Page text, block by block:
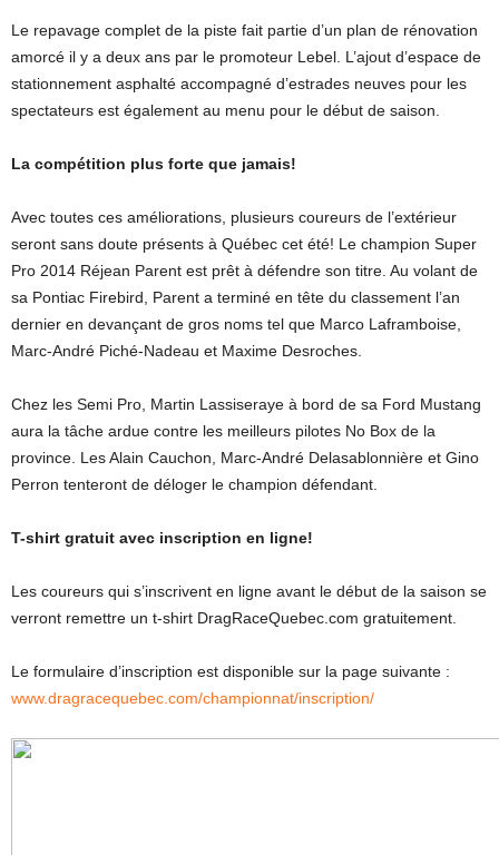
Le repavage complet de la piste fait partie d’un plan de rénovation
amorcé il y a deux ans par le promoteur Lebel. L’ajout d’espace de
stationnement asphalté accompagné d’estrades neuves pour les
spectateurs est également au menu pour le début de saison.
La compétition plus forte que jamais!
Avec toutes ces améliorations, plusieurs coureurs de l’extérieur
seront sans doute présents à Québec cet été! Le champion Super
Pro 2014 Réjean Parent est prêt à défendre son titre. Au volant de
sa Pontiac Firebird, Parent a terminé en tête du classement l’an
dernier en devançant de gros noms tel que Marco Laframboise,
Marc-André Piché-Nadeau et Maxime Desroches.
Chez les Semi Pro, Martin Lassiseraye à bord de sa Ford Mustang
aura la tâche ardue contre les meilleurs pilotes No Box de la
province. Les Alain Cauchon, Marc-André Delasablonnière et Gino
Perron tenteront de déloger le champion défendant.
T-shirt gratuit avec inscription en ligne!
Les coureurs qui s’inscrivent en ligne avant le début de la saison se
verront remettre un t-shirt DragRaceQuebec.com gratuitement.
Le formulaire d’inscription est disponible sur la page suivante :
www.dragracequebec.com/championnat/inscription/